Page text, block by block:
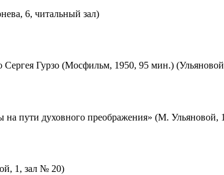
6, читальный зал)
Гурзо (Мосфильм, 1950, 95 мин.)
на пути духовного преображения» (М. Ульяновой,
1, зал № 20)